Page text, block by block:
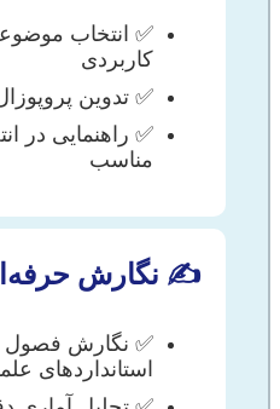
✅ انتخاب
کاربردی
✅ تدوین
✅ راهنمایی در
مناسب
✍️ نگارش
✅ نگارش فصول
استانداردهای